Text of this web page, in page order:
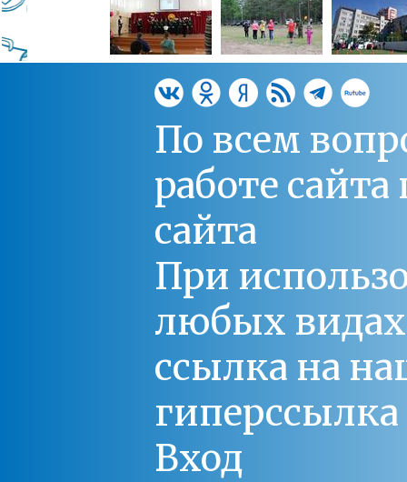
По всем
работе
сайта
При
любых
ссылка на
Вход